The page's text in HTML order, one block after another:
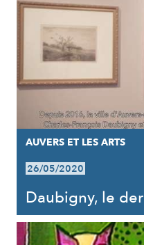
AUVERS ET LES ARTS
26/05/2020
Daubigny, le